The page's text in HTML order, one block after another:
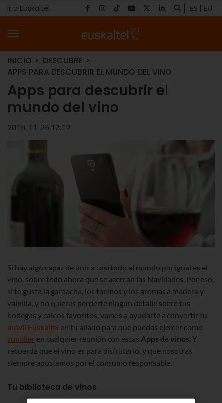
Ir a Euskaltel ES EU
INICIO
DESCUBRE
APPS PARA DESCUBRIR EL MUNDO DEL VINO
Apps para descubrir el
mundo del vino
2018-11-26 12:12
Si hay algo capaz de unir a casi todo el mundo por igual es el
vino, sobre todo ahora que se acercan las Navidades. Por eso,
si te gusta la garnacha, los taninos y los aromas a madera y
vainilla, y no quieres perderte ningún detalle sobre tus
bodegas y caldos favoritos, vamos a ayudarte a convertir tu
móvil Euskaltel en tu aliado para que puedas ejercer como
sumiller en cualquier reunión con estas Apps de vinos. Y
recuerda que el vino es para disfrutarlo, y que nosotras
siempre apostamos por el consumo responsable.
Tu biblioteca de vinos